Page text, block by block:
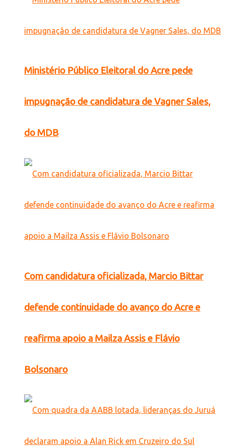
Ministério Público Eleitoral do Acre pede
impugnação de candidatura de Vagner Sales,
do MDB
Com candidatura oficializada, Marcio Bittar
defende continuidade do avanço do Acre e
reafirma apoio a Mailza Assis e Flávio
Bolsonaro